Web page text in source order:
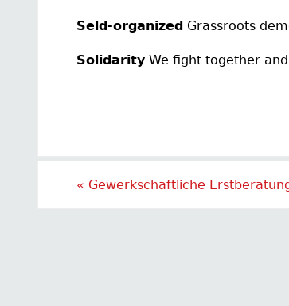
Seld-organized Grassroots
Solidarity We fight together
« Gewerkschaftliche